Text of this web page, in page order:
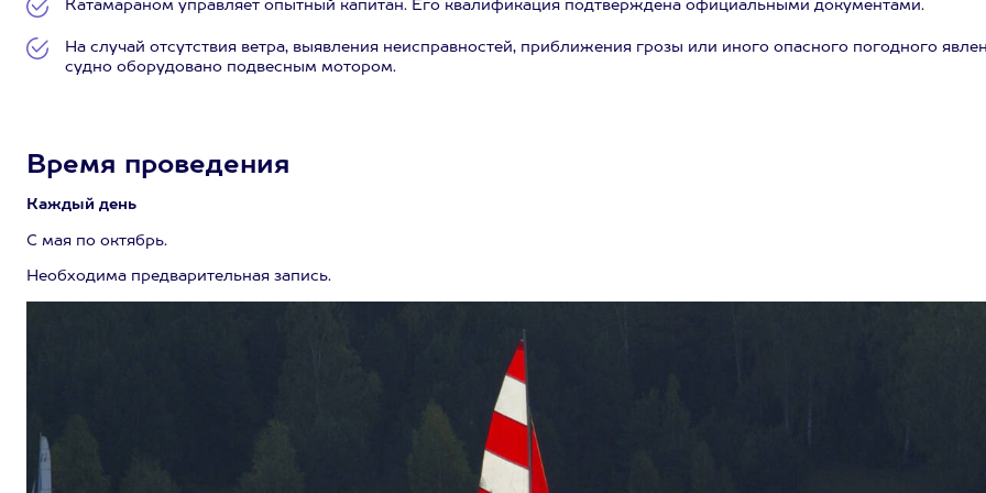
Катамараном управляет опытный капитан. Его квалификация подтверждена официальными документами.
На случай отсутствия ветра, выявления неисправностей, приближения грозы или иного опасного погодного
судно оборудовано подвесным мотором.
Время проведения
Каждый день
С мая по октябрь.
Необходима предварительная запись.